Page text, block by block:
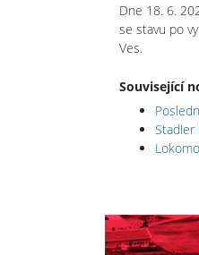
Dne 18. 6.
se stavu po
Ves.
Související
Stadler